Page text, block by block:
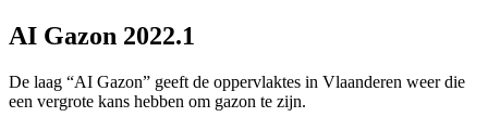
AI Gazon 2022.1
De laag “AI Gazon” geeft de oppervlaktes in Vlaanderen weer die
een vergrote kans hebben om gazon te zijn.